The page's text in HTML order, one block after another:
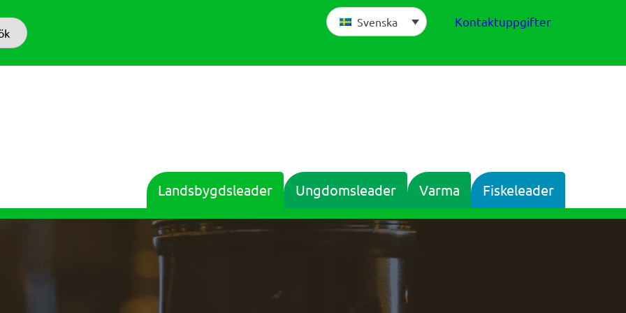
Kontaktuppgifter
Svenska
Landsbygdsleader Ungdomsleader Varma Fiskeleader